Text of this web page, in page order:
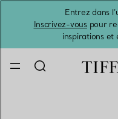
Entrez dans
Inscrivez-vouspour
inspirations et